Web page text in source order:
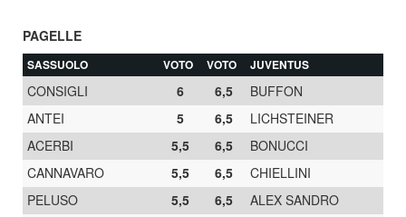
PAGELLE
SASSUOLO VOTO VOTO JUVENTUS
CONSIGLI 6 6,5
BUFFON
ANTEI
5 6,5
LICHSTEINER
ACERBI
5,5 6,5
BONUCCI
CANNAVARO
5,5 6,5
CHIELLINI
PELUSO
5,5 6,5
ALEX SANDRO